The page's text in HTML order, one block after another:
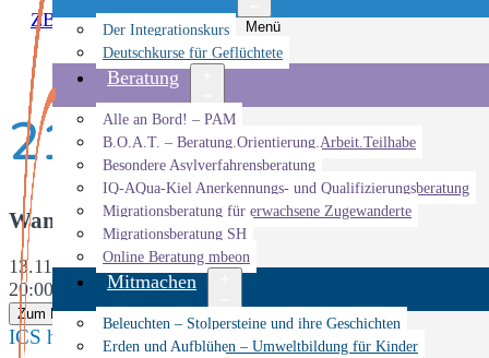
Menü
Der Integrationskurs
Deutschkurse für Geflüchtete
Beratung
Menü
Alle an Bord! – PAM
B.O.A.T. – Beratung.Orientierung.Arbeit.Teilhabe
Besondere Asylverfahrensberatung
IQ-AQua-Kiel Anerkennungs- und Qualifizierungsberatung
Migrationsberatung für erwachsene Zugewanderte
Migrationsberatung SH
Online Beratung mbeon
Mitmachen
Menü
Beleuchten – Stolpersteine und ihre Geschichten
Erden und Aufblühen – Umweltbildung für Kinder
ZBBS»Veranstaltungen»21. Interkulturelle Sternstunde
21. Interkulturelle
Wann
13.11.2017
20:00 - 23:00
Zum Kalender hinzufügen
ICS herunterladen Google Kalender iCalendar Office 365